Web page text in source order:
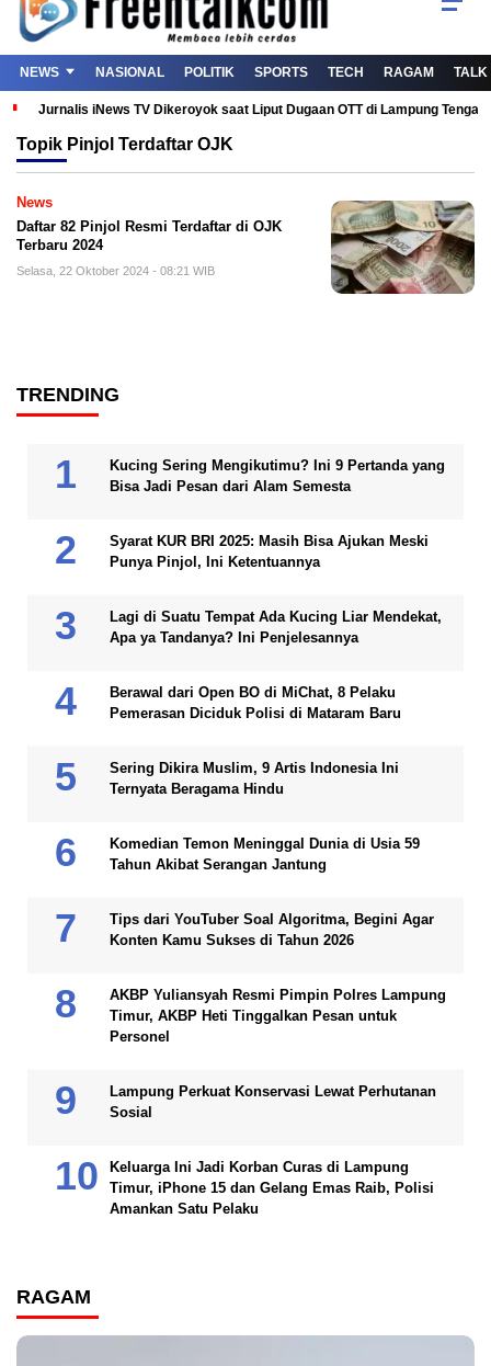
NEWS NASIONAL POLITIK SPORTS TECH RAGAM TALK
Jurnalis iNews TV Dikeroyok saat Liput Dugaan OTT di Lampung
Topik Pinjol Terdaftar OJK
News
Daftar 82 Pinjol Resmi Terdaftar di OJK
Terbaru 2024
Selasa, 22 Oktober 2024 - 08:21 WIB
TRENDING
Kucing Sering Mengikutimu? Ini 9 Pertanda yang
Bisa Jadi Pesan dari Alam Semesta
Syarat KUR BRI 2025: Masih Bisa Ajukan Meski
Punya Pinjol, Ini Ketentuannya
Lagi di Suatu Tempat Ada Kucing Liar Mendekat,
Apa ya Tandanya? Ini Penjelesannya
Berawal dari Open BO di MiChat, 8 Pelaku
Pemerasan Diciduk Polisi di Mataram Baru
Sering Dikira Muslim, 9 Artis Indonesia Ini
Ternyata Beragama Hindu
Komedian Temon Meninggal Dunia di Usia 59
Tahun Akibat Serangan Jantung
Tips dari YouTuber Soal Algoritma, Begini Agar
Konten Kamu Sukses di Tahun 2026
AKBP Yuliansyah Resmi Pimpin Polres Lampung
Timur, AKBP Heti Tinggalkan Pesan untuk
Personel
Lampung Perkuat Konservasi Lewat Perhutanan
Sosial
Keluarga Ini Jadi Korban Curas di Lampung
Timur, iPhone 15 dan Gelang Emas Raib, Polisi
Amankan Satu Pelaku
RAGAM